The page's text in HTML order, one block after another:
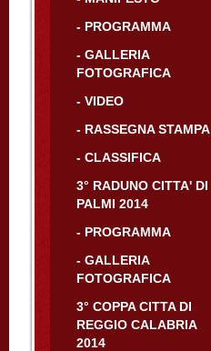
- PROGRAMMA
- GALLERIA
FOTOGRAFICA
- VIDEO
- RASSEGNA STAMPA
- CLASSIFICA
3° RADUNO CITTA' DI
PALMI 2014
- PROGRAMMA
- GALLERIA
FOTOGRAFICA
3° COPPA CITTA DI
REGGIO CALABRIA
2014